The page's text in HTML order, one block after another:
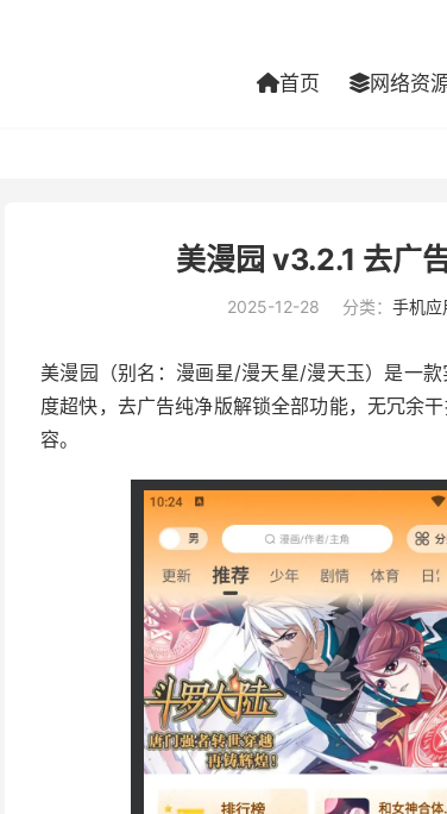
首页 网络资
美漫园 v3.2.1 去广
2025-12-28 分类： 手机应
美漫园（别名：漫画星/漫天星/漫天玉）是一
度超快，去广告纯净版解锁全部功能，无冗余
容。